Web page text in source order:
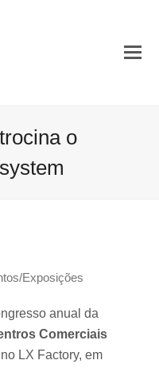
o
Exposições
anual da
Comerciais
LX Factory, em